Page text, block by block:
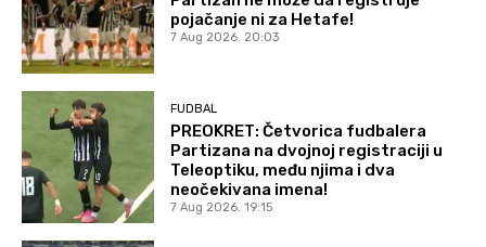
pojačanje ni za Hetafe!
7 Aug 2026. 20:03
FUDBAL
PREOKRET: Četvorica fudbalera
Partizana na dvojnoj registraciji u
Teleoptiku, među njima i dva
neočekivana imena!
7 Aug 2026. 19:15